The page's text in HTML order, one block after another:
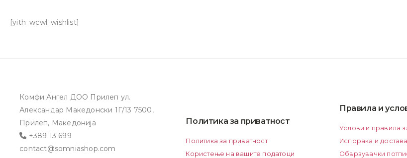
[yith_wcwl_wishlist]
Комфи Ангел ДОО Прилеп ул.
Александар Македонски 1Г/13 7500,
Прилеп, Македонија
+389 13 699
contact@somniashop.com
Политика за приватност
Политика за приватност
Користење на вашите податоци
Правила и
Услови и правила
Испорака и достава
Обврзувачки